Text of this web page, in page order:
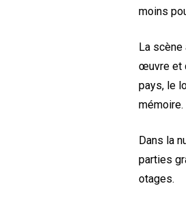
moins
La scène
œuvre et
pays, le
mémoire.
Dans la
parties
otages.